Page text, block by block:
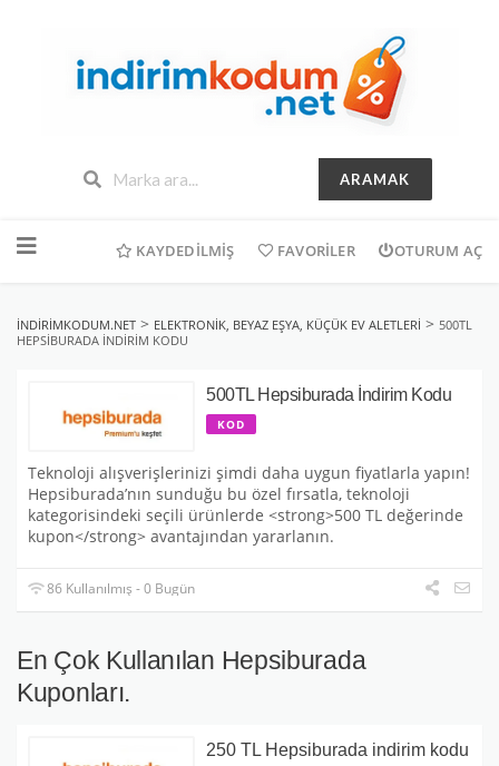
ARAMAK
geç
KAYDEDILMIŞ FAVORILER OTURUM AÇ
INDIRIMKODUM.NET > ELEKTRONIK, BEYAZ EŞYA, KÜÇÜK EV ALETLERI > 500TL
HEPSIBURADA İNDIRIM KODU
500TL Hepsiburada İndirim Kodu
KOD
Teknoloji alışverişlerinizi şimdi daha uygun fiyatlarla yapın!
Hepsiburada’nın sunduğu bu özel fırsatla, teknoloji
kategorisindeki seçili ürünlerde <strong>500 TL değerinde
kupon</strong> avantajından yararlanın.
86 Kullanılmış - 0 Bugün
En Çok Kullanılan Hepsiburada
Kuponları.
250 TL Hepsiburada indirim kodu